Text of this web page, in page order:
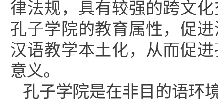
律法规，具有较强的跨文
孔子学院的教育属性，促
汉语教学本土化，从而促
意义。
孔子学院是在非目的语环